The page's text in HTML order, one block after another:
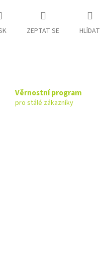
ZEPTAT SE HLÍDAT
Věrnostní program
pro stálé zákazníky